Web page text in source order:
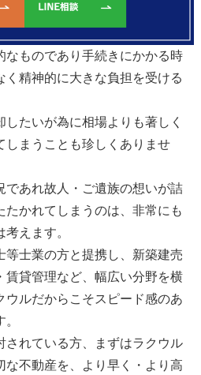
なものであり手続きにかかる時
く精神的に大きな負担を受ける
たいが為に相場よりも著しく
しまうことも珍しくありませ
であれ故人・ご遺族の想いが詰
たかれてしまうのは、非常にも
えます。
等士業の方と提携し、新築建売
賃貸管理など、幅広い分野を横
ウルだからこそスピード感のあ
されている方、まずはラクウル
な不動産を、より早く・より高